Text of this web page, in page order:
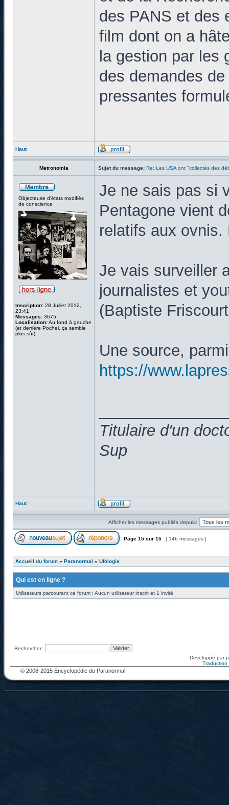
des PANS et des
film dont on a
la gestion par les
des demandes
pressantes
Haut
Metronomia Sujet du message: Re: Les USA ont "collectés des
Objecteuse d'états modifiés
de conscience
Inscription: 28 Juillet 2012,
23:41
Messages: 3675
Localisation:Au fond à gauche
(et derrière Pochel, ça semble
plus sûr)
Je ne sais pas si
Pentagone vient
relatifs aux
Je vais surveiller
journalistes et
(Baptiste
Une source,
https://
Titulaire d'un
Sup
Haut
Afficher les messages publiés depuis:
Page 15 sur 15 [ 146 messages ]
Accueil du forum » Paranormal » Ufologie
Qui est en ligne ?
Utilisateurs parcourant ce forum : Aucun utilisateur inscrit et 1 invité
Rechercher:
Développé par
Traduction
© 2008-2015 Encyclopédie du Paranormal